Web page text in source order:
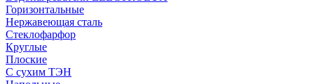
Горизонтальные
Нержавеющая сталь
Стеклофарфор
Круглые
Плоские
С сухим ТЭН